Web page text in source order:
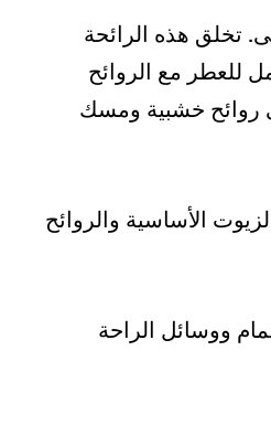
تخلق هذه الرائحة
للعطر مع الروائح
روائح خشبية ومسك
الأساسية والروائح
ووسائل الراحة